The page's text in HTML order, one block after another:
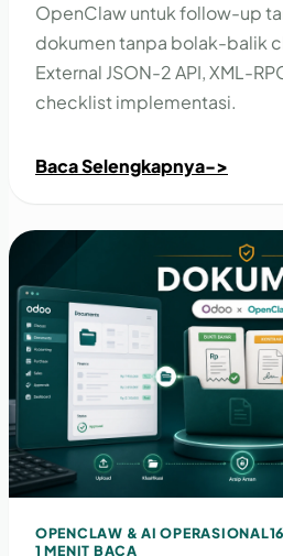
OpenClaw untuk follow-up
dokumen tanpa bolak-balik
External JSON-2 API, XML-
checklist implementasi.
Baca Selengkapnya->
OPENCLAW & AI OPERASIONAL
1 MENIT BACA